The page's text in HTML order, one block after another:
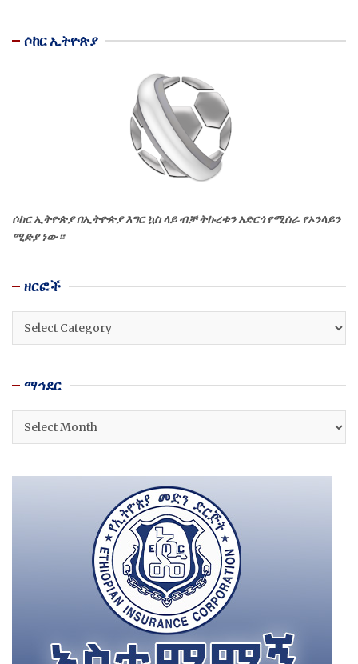
ሶከር ኢትዮጵያ
ሶከር ኢትዮጵያ በኢትዮጵያ እግር ኳስ ላይ ብቻ ትኩረቱን አድርጎ የሚሰራ የኦንላይን
ሚድያ ነው።
ዘርፎች
ዘርፎች
ማኅደር
ማኅደር